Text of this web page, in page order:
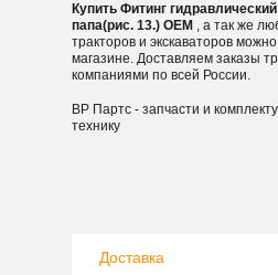
Купить Фитинг
папа(рис. 13.) OEM , а так же
тракторов и экскаваторов
магазине. Доставляем заказы
компаниями по всей России.
ВР Партс - запчасти и
технику
Доставка